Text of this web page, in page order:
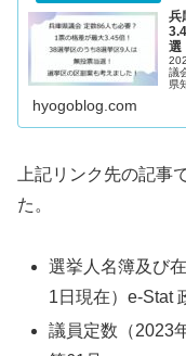
兵
選
議
県
hyogoblog.com
上記リンク先の記事
た。
選挙人名簿及び
1日現在）e-Stat
議員定数（2023